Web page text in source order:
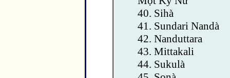
40. Sihà
41. Sundari Nandà
42. Nanduttara
43. Mittakali
44. Sukulà